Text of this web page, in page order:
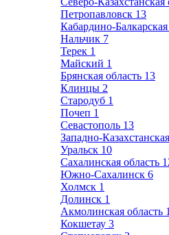
Петропавловск 13
Кабардино-
Нальчик 7
Терек 1
Майский 1
Брянская область 13
Клинцы 2
Стародуб 1
Почеп 1
Севастополь 13
Западно-
Уральск 10
Сахалинская область
Южно-Сахалинск 6
Холмск 1
Долинск 1
Акмолинская область
Кокшетау 3